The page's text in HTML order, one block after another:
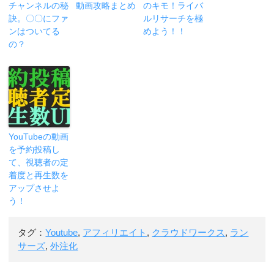
チャンネルの秘
訣。〇〇にファ
ンはついてる
の？
動画攻略まとめ
のキモ！ライバ
ルリサーチを極
めよう！！
YouTubeの動画
を予約投稿し
て、視聴者の定
着度と再生数を
アップさせよ
う！
タグ：Youtube, アフィリエイト , クラウドワークス, ラン
サーズ,外注化